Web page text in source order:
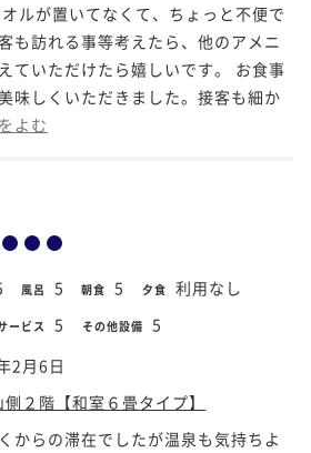
ルが置いてなくて、ちょっと不便で
も訪れる事等考えたら、他のアメニ
ていただけたら嬉しいです。 お食事
味しくいただきました。接客も細か
よむ
風呂 5 朝食 5 夕食 利用なし
ービス 5 その他設備 5
2月6日
２階【和室６畳タイプ】
からの滞在でしたが温泉も気持ちよ